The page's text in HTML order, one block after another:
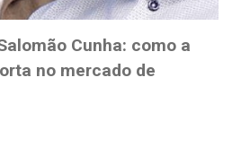
Cunha: como a
no mercado de